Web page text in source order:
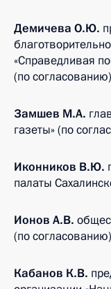
Демичева О.Ю.
«Справедливая
(по согласованию)
Замшев М.А.
газеты» (по
Иконников В.Ю.
палаты
Ионов А.В.
(по согласованию)
Кабанов К.В.